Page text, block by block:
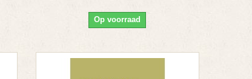
Op voorraad